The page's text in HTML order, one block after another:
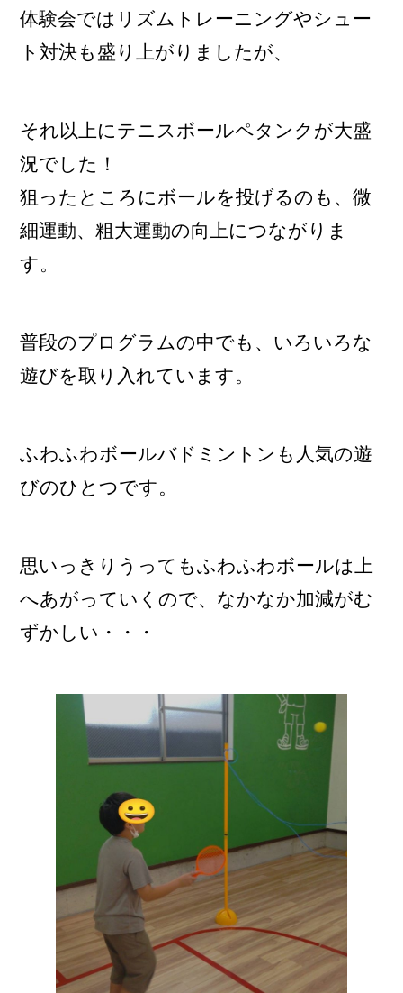
体験会ではリズムトレーニングやシュー
ト対決も盛り上がりましたが、
それ以上にテニスボールペタンクが大盛
況でした！
狙ったところにボールを投げるのも、微
細運動、粗大運動の向上につながりま
す。
普段のプログラムの中でも、いろいろな
遊びを取り入れています。
ふわふわボールバドミントンも人気の遊
びのひとつです。
思いっきりうってもふわふわボールは上
へあがっていくので、なかなか加減がむ
ずかしい・・・